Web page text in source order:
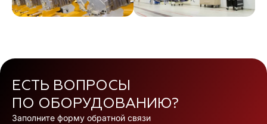
ЕСТЬ ВОПРОСЫ
ПО ОБОРУДОВАНИЮ?
Заполните форму обратной связи